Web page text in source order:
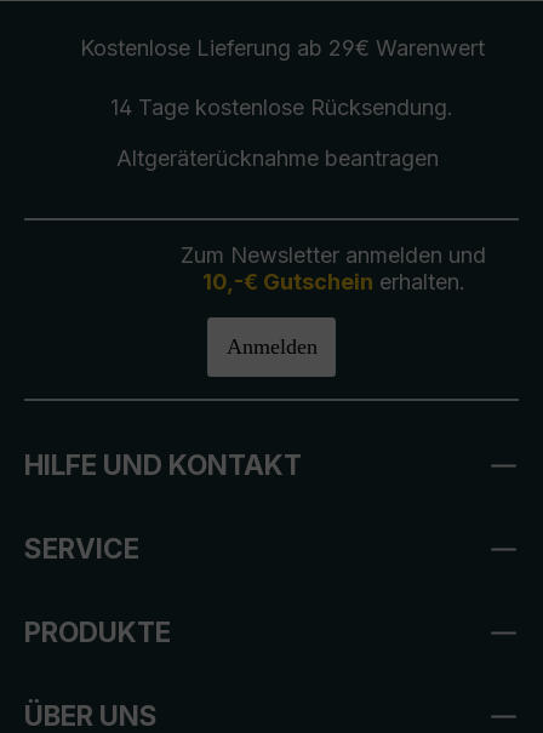
Kostenlose Lieferung ab 29€ Warenwert
14 Tage kostenlose Rücksendung.
Altgeräterücknahmebeantragen
Zum Newsletter anmelden und
10,-€ Gutschein erhalten.
Anmelden
HILFE UND KONTAKT
SERVICE
PRODUKTE
ÜBER UNS